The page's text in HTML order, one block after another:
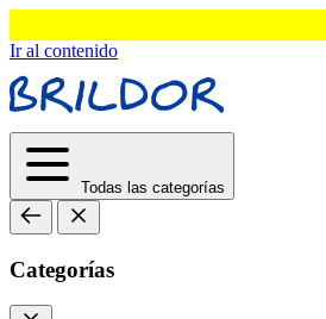
Ir al contenido
Todas las categorías
Categorías